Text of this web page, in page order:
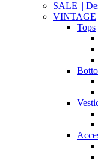
SALE ||
VINTAGE
Tops